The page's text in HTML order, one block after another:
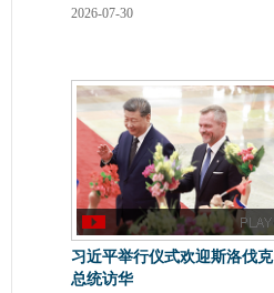
2026-07-30
习近平举行仪式欢迎斯洛伐克
总统访华